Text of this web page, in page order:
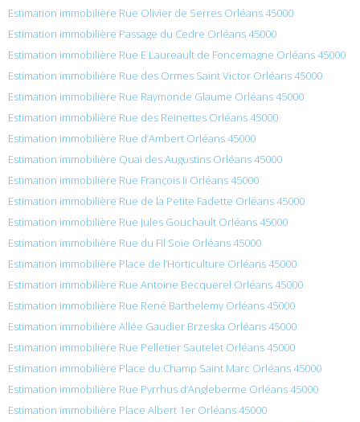
Estimation immobilière Rue Olivier de Serres Orléans 45000
Estimation immobilière Passage du Cedre Orléans 45000
Estimation immobilière Rue E Laureault de Foncemagne Orléans 45000
Estimation immobilière Rue des Ormes Saint Victor Orléans 45000
Estimation immobilière Rue Raymonde Glaume Orléans 45000
Estimation immobilière Rue des Reinettes Orléans 45000
Estimation immobilière Rue d’Ambert Orléans 45000
Estimation immobilière Quai des Augustins Orléans 45000
Estimation immobilière Rue François Ii Orléans 45000
Estimation immobilière Rue de la Petite Fadette Orléans 45000
Estimation immobilière Rue Jules Gouchault Orléans 45000
Estimation immobilière Rue du Fil Soie Orléans 45000
Estimation immobilière Place de l’Horticulture Orléans 45000
Estimation immobilière Rue Antoine Becquerel Orléans 45000
Estimation immobilière Rue René Barthelemy Orléans 45000
Estimation immobilière Allée Gaudier Brzeska Orléans 45000
Estimation immobilière Rue Pelletier Sautelet Orléans 45000
Estimation immobilière Place du Champ Saint Marc Orléans 45000
Estimation immobilière Rue Pyrrhus d’Angleberme Orléans 45000
Estimation immobilière Place Albert 1er Orléans 45000